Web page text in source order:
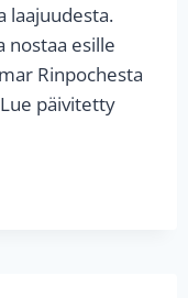
laajuudesta.
nostaa esille
Rinpochesta
päivitetty